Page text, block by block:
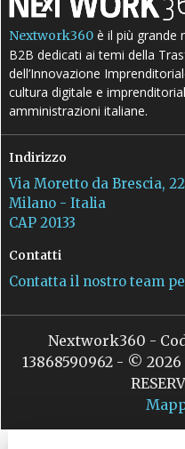
Nextwork360 è il più grande
B2B dedicati ai temi della
dell’Innovazione
cultura digitale e
amministrazioni italiane.
Indirizzo
Via Moretto da Brescia, 22
Milano - Italia
CAP 20133
Contatti
Contatta il nostro team
Nextwork360 -
13868590962 - ©